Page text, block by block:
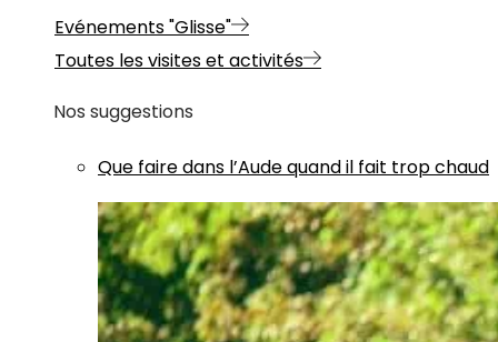
Evénements "Glisse"
Toutes les visites et activités
Nos suggestions
Que faire dans l’Aude quand il fait trop chaud